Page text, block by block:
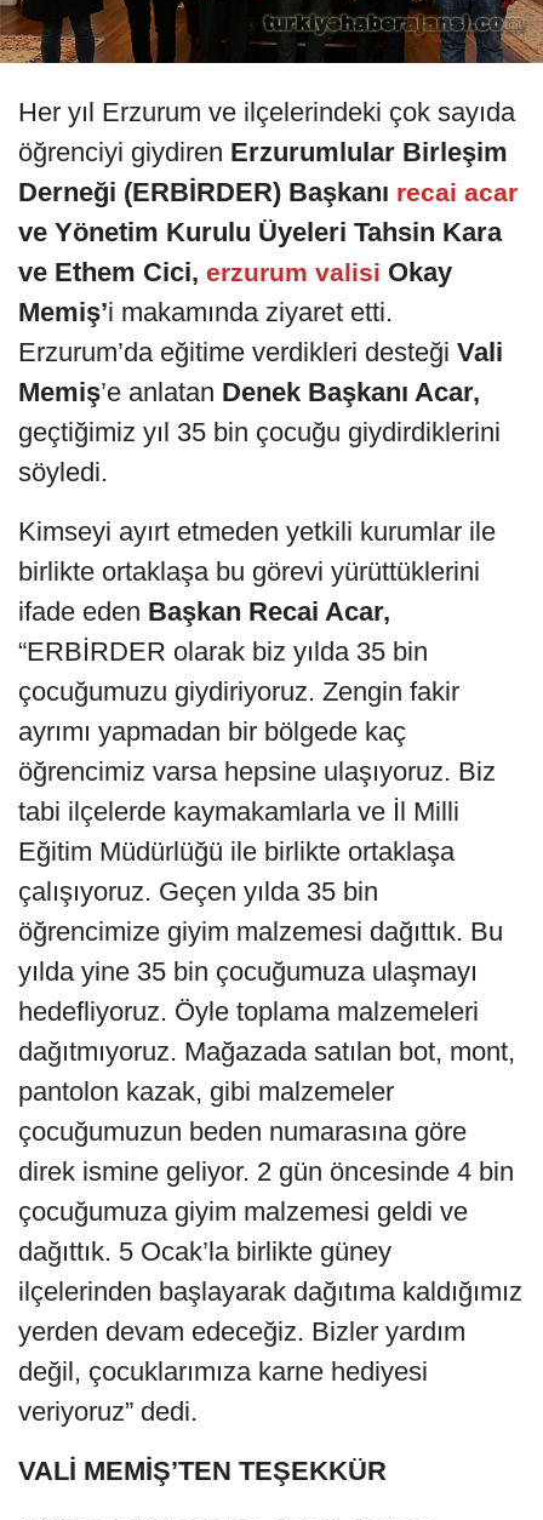
Her yıl Erzurum ve ilçelerindeki çok sayıda
öğrenciyi giydiren Erzurumlular Birleşim
Derneği (ERBİRDER) Başkanı recai acar
ve Yönetim Kurulu Üyeleri Tahsin Kara
ve Ethem Cici, erzurum valisi Okay
Memiş’i makamında ziyaret etti.
Erzurum’da eğitime verdikleri desteği Vali
Memiş’e anlatan Denek Başkanı Acar,
geçtiğimiz yıl 35 bin çocuğu giydirdiklerini
söyledi.
Kimseyi ayırt etmeden yetkili kurumlar ile
birlikte ortaklaşa bu görevi yürüttüklerini
ifade eden Başkan Recai Acar,
“ERBİRDER olarak biz yılda 35 bin
çocuğumuzu giydiriyoruz. Zengin fakir
ayrımı yapmadan bir bölgede kaç
öğrencimiz varsa hepsine ulaşıyoruz. Biz
tabi ilçelerde kaymakamlarla ve İl Milli
Eğitim Müdürlüğü ile birlikte ortaklaşa
çalışıyoruz. Geçen yılda 35 bin
öğrencimize giyim malzemesi dağıttık. Bu
yılda yine 35 bin çocuğumuza ulaşmayı
hedefliyoruz. Öyle toplama malzemeleri
dağıtmıyoruz. Mağazada satılan bot, mont,
pantolon kazak, gibi malzemeler
çocuğumuzun beden numarasına göre
direk ismine geliyor. 2 gün öncesinde 4 bin
çocuğumuza giyim malzemesi geldi ve
dağıttık. 5 Ocak’la birlikte güney
ilçelerinden başlayarak dağıtıma kaldığımız
yerden devam edeceğiz. Bizler yardım
değil, çocuklarımıza karne hediyesi
veriyoruz” dedi.
VALİ MEMİŞ’TEN TEŞEKKÜR